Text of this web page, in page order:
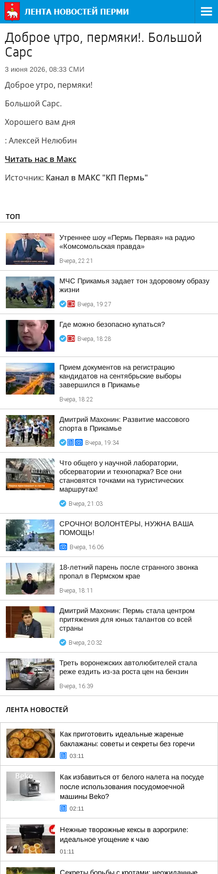
Доброе утро, пермяки!. Большой
Сарс
3 июня 2026, 08:33 СМИ
Доброе утро, пермяки!
Большой Сарс.
Хорошего вам дня
: Алексей Нелюбин
Читать нас в Макс
Источник: Канал в МАКС "КП Пермь"
ТОП
Утреннее шоу «Пермь Первая» на радио
«Комсомольская правда»
Вчера, 22:21
МЧС Прикамья задает тон здоровому образу
жизни
Вчера, 19:27
Где можно безопасно купаться?
Вчера, 18:28
Прием документов на регистрацию
кандидатов на сентябрьские выборы
завершился в Прикамье
Вчера, 18:22
Дмитрий Махонин: Развитие массового
спорта в Прикамье
Вчера, 19:34
Что общего у научной лаборатории,
обсерватории и технопарка? Все они
становятся точками на туристических
маршрутах!
Вчера, 21:03
СРОЧНО! ВОЛОНТЁРЫ, НУЖНА ВАША
ПОМОЩЬ!
Вчера, 16:06
18-летний парень после странного звонка
пропал в Пермском крае
Вчера, 18:11
Дмитрий Махонин: Пермь стала центром
притяжения для юных талантов со всей
страны
Вчера, 20:32
Треть воронежских автолюбителей стала
реже ездить из-за роста цен на бензин
Вчера, 16:39
ЛЕНТА НОВОСТЕЙ
Как приготовить идеальные жареные
баклажаны: советы и секреты без горечи
03:11
Как избавиться от белого налета на посуде
после использования посудомоечной
машины Beko?
02:11
Нежные творожные кексы в аэрогриле:
идеальное угощение к чаю
01:11